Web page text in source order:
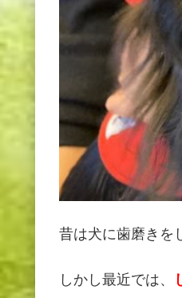
昔は犬に歯磨きを
しかし最近では、